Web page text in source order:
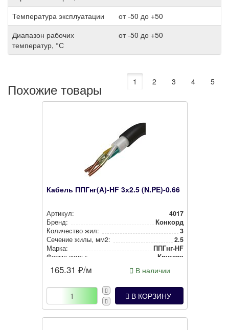
Температура эксплуатации
от -50 до +50
Диапазон рабочих
температур, °С
от -50 до +50
Похожие товары 1 2 3 4 5
Кабель ППГнг(А)-HF 3х2.5 (N.PE)-0.66
Артикул:
4017
Бренд:
Конкорд
Количество жил:
3
Сечение жилы, мм2:
2.5
Марка:
ППГнг-HF
Форма жилы:
Круглая
165.31 ₽/м В наличии
В КОРЗИНУ